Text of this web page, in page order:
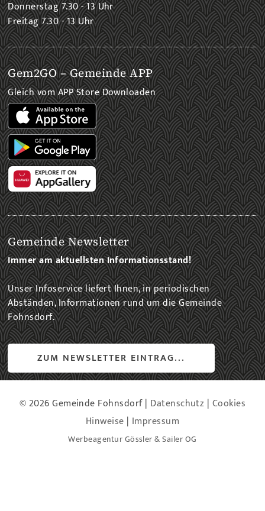
Donnerstag 7.30 - 13 Uhr
Freitag 7.30 - 13 Uhr
Gem2GO – Gemeinde APP
Gleich vom APP Store Downloaden
Gemeinde Newsletter
Immer am aktuellsten Informationsstand!
Unser Infoservice liefert Ihnen, in periodischen
Abständen, Informationen rund um die Gemeinde
Fohnsdorf.
ZUM NEWSLETTER EINTRAG...
© 2026 Gemeinde Fohnsdorf | Datenschutz | Cookies
Hinweise | Impressum
Werbeagentur Gössler & Sailer OG